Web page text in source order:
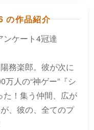
の作品紹介
ンケート4冠達
務楽郎。彼が次に
人の“神ゲー”『シ
た！集う仲間、広が
、彼の、全てのプ